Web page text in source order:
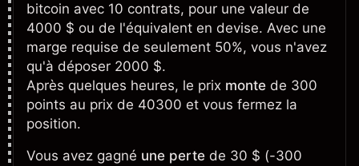
bitcoin avec 10 contrats, pour une valeur de
4000 $ ou de l'équivalent en devise. Avec une
marge requise de seulement 50%, vous n'avez
qu'à déposer 2000 $.
Après quelques heures, le prix monte de 300
points au prix de 40300 et vous fermez la
position.
Vous avez gagné une perte de 30 $ (-300